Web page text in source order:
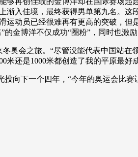
入佳境，最终获得男单第九名。这
动员已经很难再有更高的突破，但
金博洋不仅成功“圈粉”，同时也激
会之旅。“尽管没能代表中国站在
还是1000米都创造了我的平原最好
下一个四年，“今年的奥运会比赛